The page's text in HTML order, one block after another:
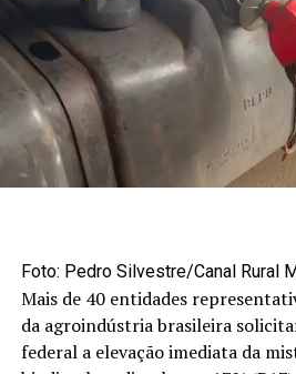
Foto: Pedro Silvestre/Canal Rural
Mais de 40 entidades
da agroindústria brasileira
federal a elevação imediata da